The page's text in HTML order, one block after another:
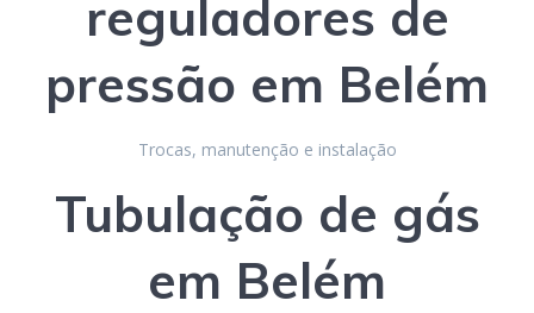
reguladores de
pressão em Belém
Trocas, manutenção e instalação
Tubulação de gás
em Belém